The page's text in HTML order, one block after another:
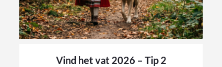
Vind het vat 2026 – Tip 2